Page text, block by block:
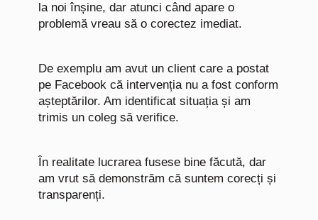
la noi înșine, dar atunci când apare o
problemă vreau să o corectez imediat.
De exemplu am avut un client care a postat
pe Facebook că intervenția nu a fost conform
așteptărilor. Am identificat situația și am
trimis un coleg să verifice.
În realitate lucrarea fusese bine făcută, dar
am vrut să demonstrăm că suntem corecți și
transparenți.